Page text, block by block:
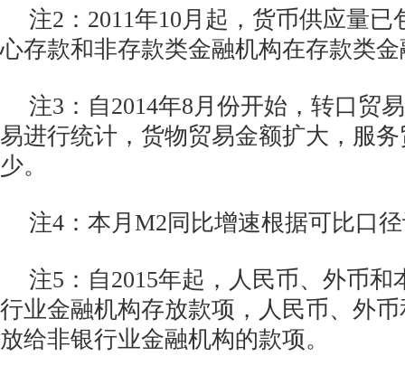
注2：2011年10月起，货币供应量
心存款和非存款类金融机构在存款类
注3：自2014年8月份开始，转口贸
易进行统计，货物贸易金额扩大，服
少。
注4：本月M2同比增速根据可比口
注5：自2015年起，人民币、外币和
行业金融机构存放款项，人民币、外
放给非银行业金融机构的款项。